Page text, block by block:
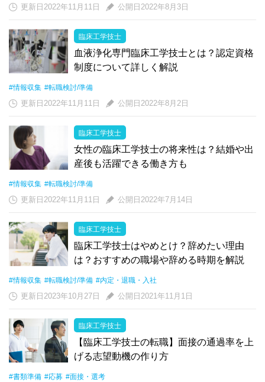
更新日2022年11月11日 公開日2022年8月3日
臨床工学技士
血液浄化専門臨床工学技士とは？認定資格
制度について詳しく解説
#情報収集 #転職検討/準備
更新日2022年11月11日 公開日2022年8月2日
臨床工学技士
女性の臨床工学技士の将来性は？結婚や出
産後も活躍できる働き方も
#情報収集 #転職検討/準備
更新日2022年11月11日 公開日2022年7月14日
臨床工学技士
臨床工学技士はやめとけ？辞めたい理由
は？おすすめの職場や辞める時期を解説
#情報収集 #転職検討/準備 #内定・退職・入社
更新日2023年10月27日 公開日2021年11月1日
臨床工学技士
【臨床工学技士の転職】面接の通過率を上
げる志望動機の作り方
#書類準備 #応募 #面接・選考